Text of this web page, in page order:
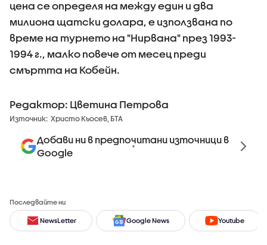
цена се определя на между един и два
милиона щатски долара, е използвана по
време на турнето на "Нирвана" през 1993-
1994 г., малко повече от месец преди
смъртта на Кобейн.
Редактор: Цветина Петрова
Източник: Христо Кьосев, БТА
Добави ни в предпочитани източници в
Google
Последвайте ни
NewsLetter Google News Youtube